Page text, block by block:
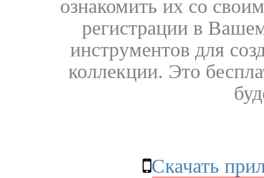
ознакомить их со
регистрации в
инструментов для
коллекции. Это
Скачать